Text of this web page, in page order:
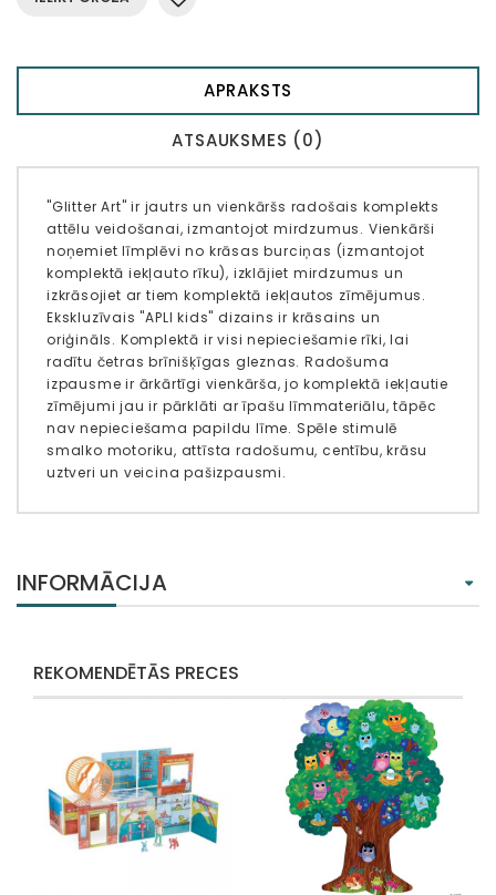
APRAKSTS
ATSAUKSMES (0)
"Glitter Art" ir jautrs un vienkāršs radošais komplekts
attēlu veidošanai, izmantojot mirdzumus. Vienkārši
noņemiet līmplēvi no krāsas burciņas (izmantojot
komplektā iekļauto rīku), izklājiet mirdzumus un
izkrāsojiet ar tiem komplektā iekļautos zīmējumus.
Ekskluzīvais "APLI kids" dizains ir krāsains un
oriģināls. Komplektā ir visi nepieciešamie rīki, lai
radītu četras brīnišķīgas gleznas. Radošuma
izpausme ir ārkārtīgi vienkārša, jo komplektā iekļautie
zīmējumi jau ir pārklāti ar īpašu līmmateriālu, tāpēc
nav nepieciešama papildu līme. Spēle stimulē
smalko motoriku, attīsta radošumu, centību, krāsu
uztveri un veicina pašizpausmi.
INFORMĀCIJA
REKOMENDĒTĀS PRECES